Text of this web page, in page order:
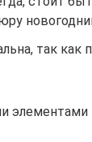
так
элементами